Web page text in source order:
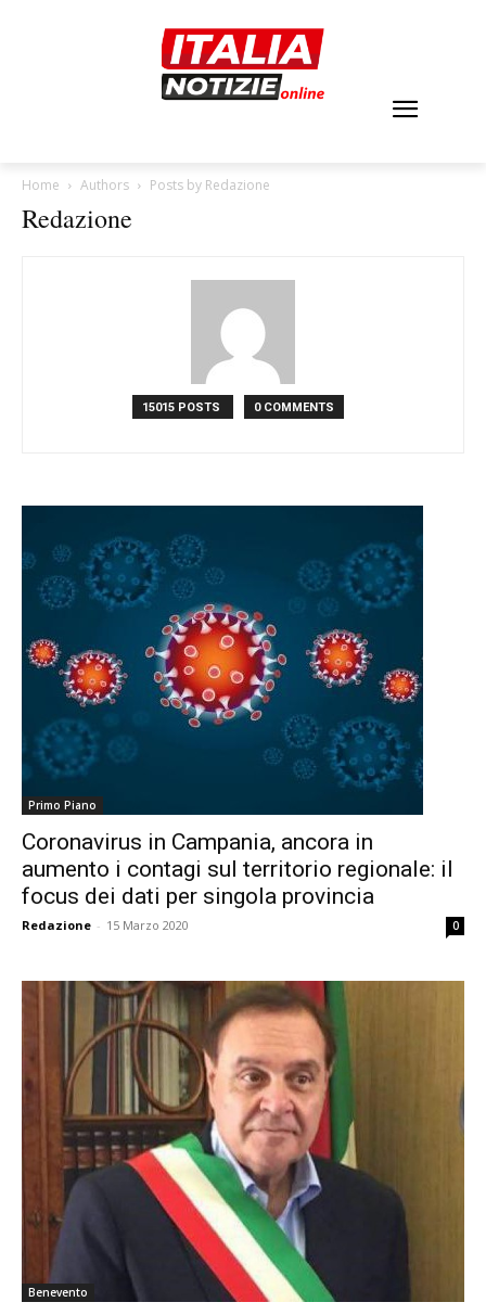
Home Authors Posts by Redazione
Redazione
15015 POSTS 0 COMMENTS
Primo Piano
Coronavirus in Campania, ancora in
aumento i contagi sul territorio regionale: il
focus dei dati per singola provincia
Redazione - 15 Marzo 2020 0
Benevento